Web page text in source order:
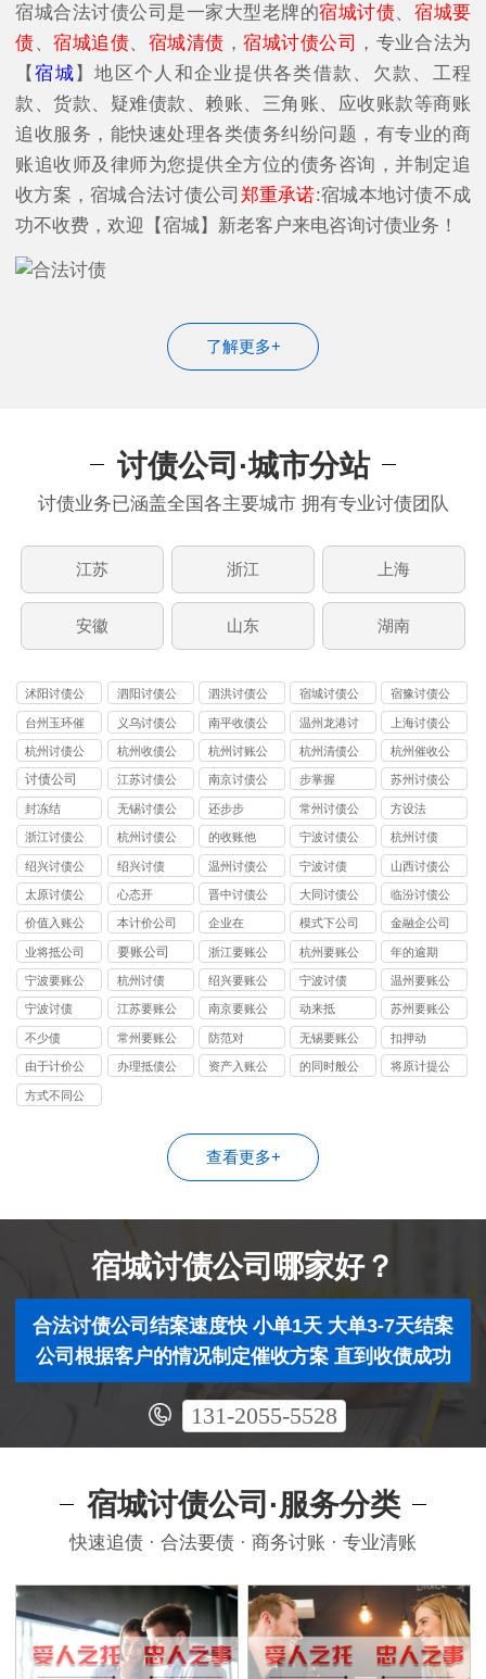
宿城合法讨债公司是一家大型老牌的宿城讨债
宿城要
债 、宿城追债 宿城清债 ，宿城讨债公司 ，专业合法为
【宿城 】地区个人和企业提供各类借款、欠款、工程
款、货款、疑难债款、赖账、三角账、应收账款等商账
追收服务，能快速处理各类债务纠纷问题，有专业的商
账追收师及律师为您提供全方位的债务咨询，并制定追
收方案，宿城合法讨债公司 郑重承诺:宿城本地讨债不成
功不收费，欢迎【宿城】新老客户来电咨询讨债业务！
了解更多+
讨债公司·城市分站
讨债业务已涵盖全国各主要城市 拥有专业讨债团队
江苏 浙江 上海
安徽 山东 湖南
沭阳讨债公
司
泗阳讨债公
司
泗洪讨债公
司
宿城讨债公
司
宿豫讨债公
司
台州玉环催
债公司
义乌讨债公
司
南平收债公
司
温州龙港讨
债公司
上海讨债公
司
杭州讨债公
司
杭州收债公
司
杭州讨账公
司
杭州清债公
司
杭州催收公
司
讨债公司
江苏讨债公
司
南京讨债公
司
步掌握
苏州讨债公
司
封冻结
无锡讨债公
司
还步步
常州讨债公
司
方设法
浙江讨债公
司
杭州讨债公
司
的收账他
宁波讨债公
司
杭州讨债
绍兴讨债公
司
绍兴讨债
温州讨债公
司
宁波讨债
山西讨债公
司
太原讨债公
司
心态开
晋中讨债公
司
大同讨债公
司
临汾讨债公
司
价值入账公
司
本计价公司 企业在 模式下公司 金融企公司
业将抵公司 要账公司
浙江要账公
司
杭州要账公
司
年的逾期
宁波要账公
司
杭州讨债
绍兴要账公
司
宁波讨债
温州要账公
司
宁波讨债
江苏要账公
司
南京要账公
司
动来抵
苏州要账公
司
不少债
常州要账公
司
防范对
无锡要账公
司
扣押动
由于计价公
司
办理抵债公
资产入账公
的同时般公
将原计提公
方式不同公
查看更多+
宿城讨债公司哪家好？
合法讨债公司结案速度快 小单1天 大单3-7天结案
公司根据客户的情况制定催收方案 直到收债成功
131-2055-5528
宿城讨债公司·服务分类
快速追债 · 合法要债 · 商务讨账 · 专业清账